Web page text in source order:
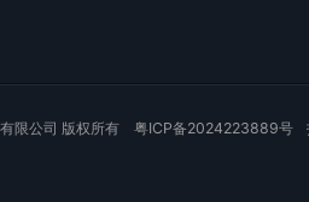
限公司 版权所有 粤ICP备2024223889号